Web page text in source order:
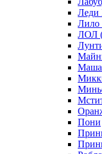
Леди
Лило
ЛОЛ
Маша
Пони